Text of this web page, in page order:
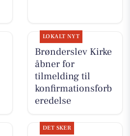
LOKALT NYT
Brønderslev Kirke
åbner for
tilmelding til
konfirmationsforb
eredelse
DET SKER